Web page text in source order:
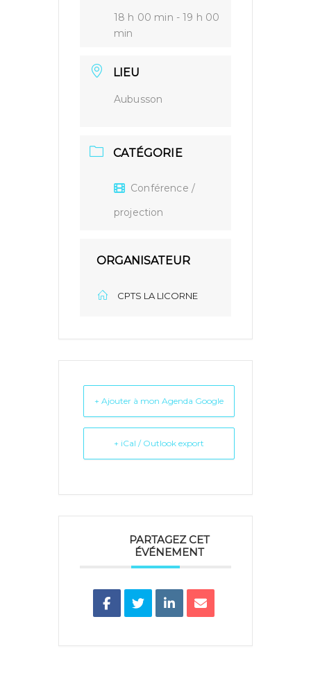
18 h 00 min - 19 h 00
min
LIEU
Aubusson
CATÉGORIE
Conférence /
projection
ORGANISATEUR
CPTS LA LICORNE
+ Ajouter à mon Agenda Google
+ iCal / Outlook export
PARTAGEZ CET
ÉVÉNEMENT